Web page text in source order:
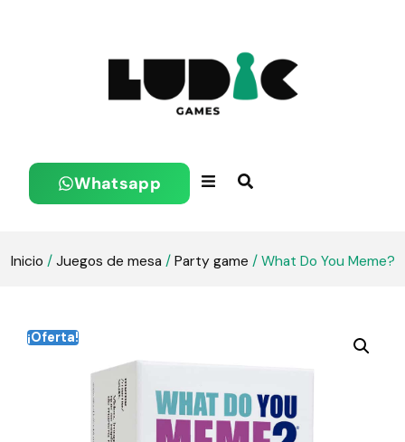
Whatsapp
Inicio /Juegos de mesa /Party game / What Do You Meme?
¡Oferta!